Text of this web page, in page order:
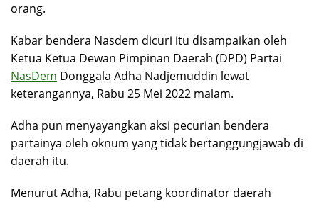
orang.
Kabar bendera Nasdem dicuri itu disampaikan oleh
Ketua Ketua Dewan Pimpinan Daerah (DPD) Partai
NasDem Donggala Adha Nadjemuddin lewat
keterangannya, Rabu 25 Mei 2022 malam.
Adha pun menyayangkan aksi pecurian bendera
partainya oleh oknum yang tidak bertanggungjawab di
daerah itu.
Menurut Adha, Rabu petang koordinator daerah